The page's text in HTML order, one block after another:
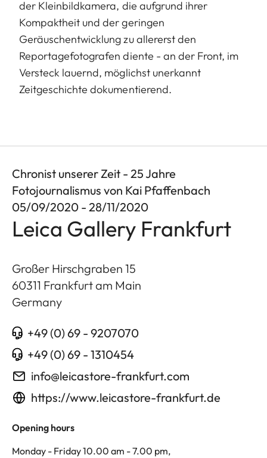
der Kleinbildkamera, die aufgrund ihrer
Kompaktheit und der geringen
Geräuschentwicklung zu allererst den
Reportagefotografen diente - an der Front, im
Versteck lauernd, möglichst unerkannt
Zeitgeschichte dokumentierend.
Chronist unserer Zeit - 25 Jahre
Fotojournalismus von Kai Pfaffenbach
05/09/2020 - 28/11/2020
Leica Gallery Frankfurt
Großer Hirschgraben 15
60311 Frankfurt am Main
Germany
+49 (0) 69 - 9207070
+49 (0) 69 - 1310454
info@leicastore-frankfurt.com
https://www.leicastore-frankfurt.de
Opening hours
Monday - Friday 10.00 am - 7.00 pm,